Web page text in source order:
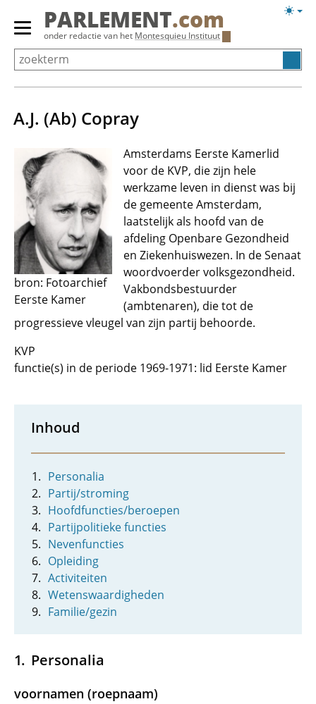
Overslaan
Primair
menu
tonen/verbergen
PARLEMENT.com
onder redactie van het Montesquieu Instituut
A.J. (Ab) Copray
bron: Fotoarchief
Eerste Kamer
Amsterdams Eerste Kamerlid
voor de KVP, die zijn hele
werkzame leven in dienst was bij
de gemeente Amsterdam,
laatstelijk als hoofd van de
afdeling Openbare Gezondheid
en Ziekenhuiswezen. In de Senaat
woordvoerder volksgezondheid.
Vakbondsbestuurder
(ambtenaren), die tot de
progressieve vleugel van zijn partij behoorde.
KVP
functie(s) in de periode 1969-1971: lid Eerste Kamer
Inhoud
Personalia
Partij/stroming
Hoofdfuncties/beroepen
Partijpolitieke functies
Nevenfuncties
Opleiding
Activiteiten
Wetenswaardigheden
Familie/gezin
Personalia
voornamen (roepnaam)